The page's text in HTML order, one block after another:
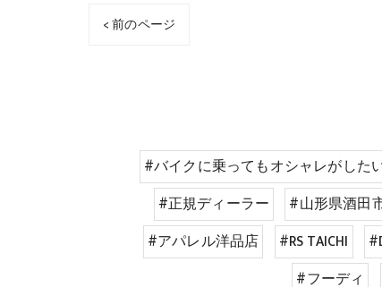
< 前のページ
#バイクに乗ってもオシャレがした
#正規ディーラー
#山形県酒田
#アパレル洋品店
#RS TAICHI
#フーディ